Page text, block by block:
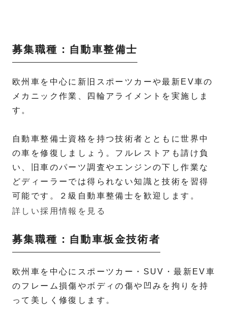
募集職種：自動車整備士
欧州車を中心に新旧スポーツカーや最新EV車の
メカニック作業、四輪アライメントを実施しま
す。
自動車整備士資格を持つ技術者とともに世界中
の車を修復しましょう。フルレストアも請け負
い、旧車のパーツ調査やエンジンの下し作業な
どディーラーでは得られない知識と技術を習得
可能です。２級自動車整備士を歓迎します。
詳しい採用情報を見る
募集職種：自動車板金技術者
欧州車を中心にスポーツカー・SUV・最新EV車
のフレーム損傷やボディの傷や凹みを拘りを持
って美しく修復します。